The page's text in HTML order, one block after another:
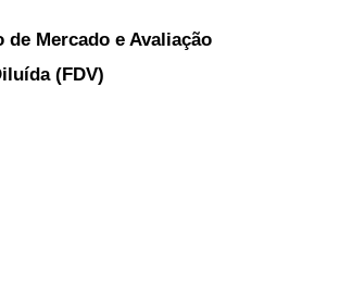
em futuros
de Mercado e Avaliação
(FDV)